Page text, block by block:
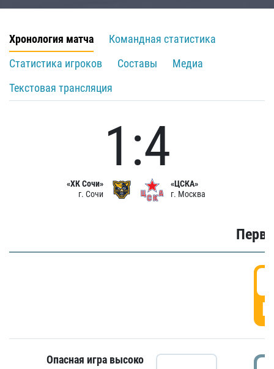
Хронология матча
Командная статистика
Статистика игроков
Составы
Медиа
Текстовая трансляция
«ХК Сочи»
г. Сочи
1:4
«ЦСКА»
г. Москва
Опасная игра высоко